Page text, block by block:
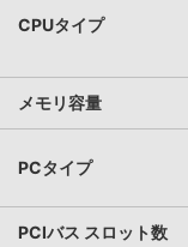
CPUタイプ
メモリ容量
PCタイプ
PCIバス スロット数